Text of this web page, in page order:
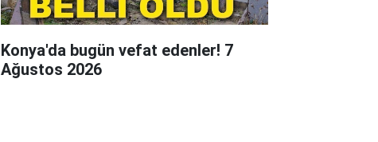
Konya'da bugün vefat edenler! 7
Ağustos 2026